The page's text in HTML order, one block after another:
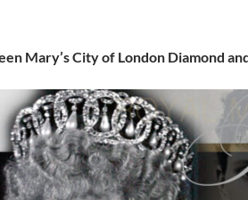
Mary’s City of London Diamond